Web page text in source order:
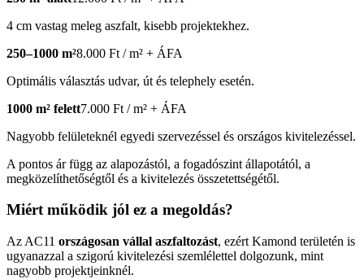
4 cm vastag meleg aszfalt, kisebb projektekhez.
250–1000 m²8.000 Ft / m² + ÁFA
Optimális választás udvar, út és telephely esetén.
1000 m² felett7.000 Ft / m² + ÁFA
Nagyobb felületeknél egyedi szervezéssel és országos kivitelezéssel.
A pontos ár függ az alapozástól, a fogadószint állapotától, a
megközelíthetőségtől és a kivitelezés összetettségétől.
Miért működik jól ez a megoldás?
Az AC11 országosan vállal aszfaltozást, ezért Kamond területén is
ugyanazzal a szigorú kivitelezési szemlélettel dolgozunk, mint
nagyobb projektjeinknél.